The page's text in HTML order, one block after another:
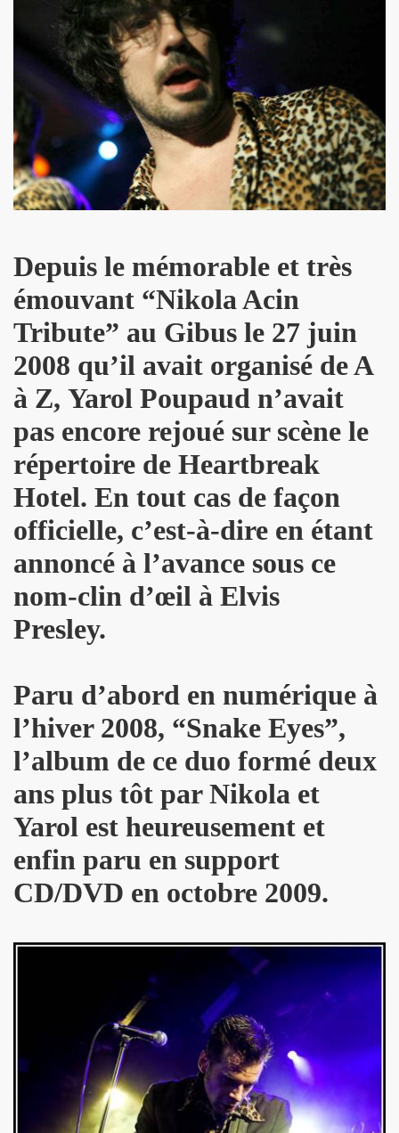
Depuis le mémorable et très
émouvant “Nikola Acin
Tribute” au Gibus le 27 juin
2008 qu’il avait organisé de A
à Z, Yarol Poupaud n’avait
pas encore rejoué sur scène le
répertoire de Heartbreak
Hotel. En tout cas de façon
officielle, c’est-à-dire en étant
annoncé à l’avance sous ce
nom-clin d’œil à Elvis
Presley.
Paru d’abord en numérique à
l’hiver 2008, “Snake Eyes”,
l’album de ce duo formé deux
ans plus tôt par Nikola et
Yarol est heureusement et
enfin paru en support
CD/DVD en octobre 2009.
le 24 juin 2025, terre plein central du boulevard
ALMOSNINO a la guitare) le 21 juin 2025 devant le bar
"AJASPHERE" dans la nuit du 20 au 21 juin 2025 en l
a DANIEL DARC le 19 juin 2025, rue Charles
le 10 juin 2025 au Cafe de la Danse
UNKNOWN" (2024, corealise par Les Spunyboys et
"AJASPHERE" le 15 mai 2025 au Badaboum (Paris) :
ET LE DRAGON ALL STARS + CATASTROPHE
ADRIAN, concert litteraire "Hotel Roma" le 4 avril
THOURY, concerts "MONOMANIAQUES" en power
2024" le 21 mars 2025 a La Cigale (Paris) : chronique
(2024) de VIKTOR HUGANET : chronique detaillee.
DAUGA : chronique detaillee.
+ LES ROYAL FLUSH le 22 juin 2024 a La
au Tamanoir de Gennevilliers, a Fontenay-sous-
avec seance de dedicaces de MARLON
THOURY en power rock n roll trio le 4 octobre 2024 a
conference de PATRICK "Ki-ox" CARDE (guitariste
"AJASPHERE vol. II" le 6 septembre 2024 a la
belle") et LEONARD LASRY ("Le grand danger de
"AJASPHERE VOL. II" les 6 et 27 avril 2024 + le 5 juin
Jean Nakache, Jerome Lambert, Patrice Brochery et
de la raya" (2024) : chronique detaillee.
en 1996 de l album "MARIE FRANCE" (paru en 1997)
par la journaliste ALIAS dans "Presto".
BIJOU (Vincent Palmer, Philippe Dauga, Dynamite Yan,